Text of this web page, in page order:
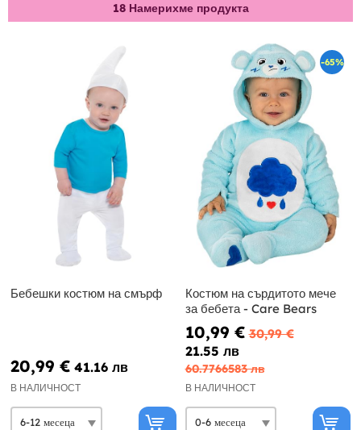
18Намерихме продукта
Бебешки костюм на смърф
20,99 € 41.16 лв
В НАЛИЧНОСТ
-65%
Костюм на сърдитото мече
за бебета - Care Bears
10,99 € 30,99 €
21.55 лв
60.7766583 лв
В НАЛИЧНОСТ